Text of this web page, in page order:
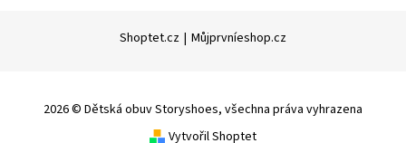
Shoptet.cz | Můjprvníeshop.cz
2026 © Dětská obuv Storyshoes, všechna práva vyhrazena
Vytvořil Shoptet